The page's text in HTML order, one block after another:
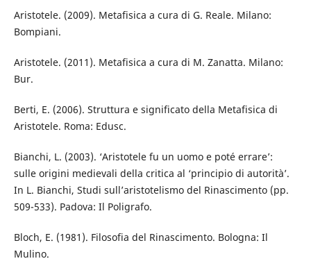
Aristotele. (2009). Metafisica a cura di G. Reale. Milano:
Bompiani.
Aristotele. (2011). Metafisica a cura di M. Zanatta. Milano:
Bur.
Berti, E. (2006). Struttura e significato della Metafisica di
Aristotele. Roma: Edusc.
Bianchi, L. (2003). ‘Aristotele fu un uomo e poté errare’:
sulle origini medievali della critica al ‘principio di autorità’.
In L. Bianchi, Studi sull’aristotelismo del Rinascimento (pp.
509-533). Padova: Il Poligrafo.
Bloch, E. (1981). Filosofia del Rinascimento. Bologna: Il
Mulino.